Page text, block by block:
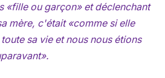
«fille ou garçon» et déclenchant
mère, c'était «comme si elle
sa vie et nous nous étions